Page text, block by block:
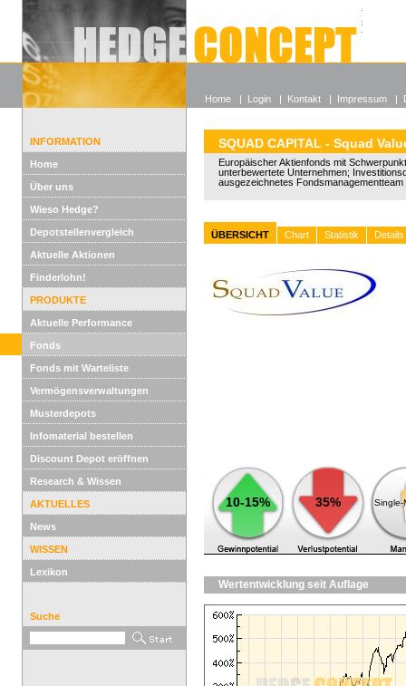
Alle
Wieso
INFORMATION
Home
Über uns
Wieso Hedge?
Depotstellenvergleich
Aktuelle Aktionen
Finderlohn!
PRODUKTE
Aktuelle Performance
Fonds
Fonds mit Warteliste
Vermögensverwaltungen
Musterdepots
Infomaterial bestellen
Discount Depot eröffnen
Research & Wissen
AKTUELLES
News
WISSEN
Lexikon
Suche
SQUAD CAPITAL - Squad
Europäischer Aktienfonds mit
unterbewertete Unternehmen;
ausgezeichnetes
ÜBERSICHT Chart Statistik Details
10-15% 35% Single-
Wertentwicklung seit Auflage
Home | Login | Kontakt | Impressum |